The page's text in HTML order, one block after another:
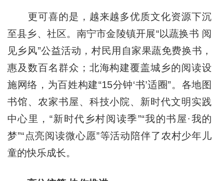
更可喜的是，越来越多优质文化资源下沉
至县乡、社区。南宁市金陵镇开展“以蔬换书 阅
见乡风”公益活动，村民用自家果蔬免费换书，
惠及数百名群众；北海构建覆盖城乡的阅读设
施网络，为百姓构建“15分钟‘书’适圈”。各地图
书馆、农家书屋、科技小院、新时代文明实践
中心里，“新时代乡村阅读季”“我的书屋·我的
梦”“点亮阅读微心愿”等活动陪伴了农村少年儿
童的快乐成长。